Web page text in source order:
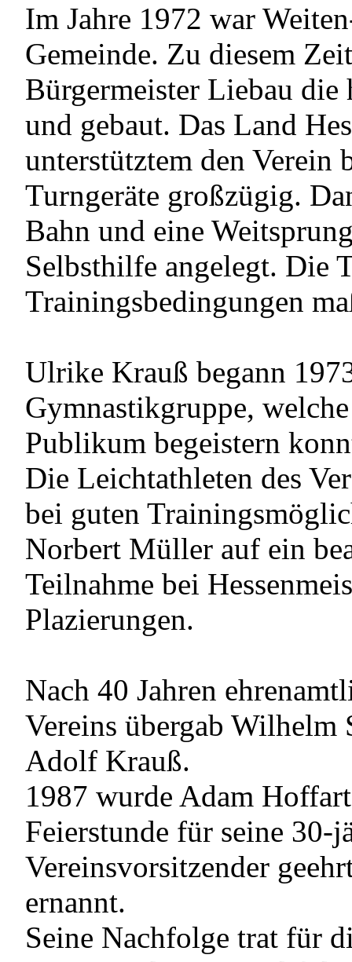
Im Jahre 1972 war
Gemeinde. Zu diesem
Bürgermeister Liebau die
und gebaut. Das Land
unterstütztem den Verein
Turngeräte großzügig.
Bahn und eine
Selbsthilfe angelegt. Die
Trainingsbedingungen
Ulrike Krauß begann
Gymnastikgruppe,
Publikum begeistern
Die Leichtathleten des
bei guten
Norbert Müller auf ein
Teilnahme bei
Plazierungen.
Nach 40 Jahren
Vereins übergab Wilhelm
Adolf Krauß.
1987 wurde Adam
Feierstunde für seine 30-
Vereinsvorsitzender
ernannt.
Seine Nachfolge trat für